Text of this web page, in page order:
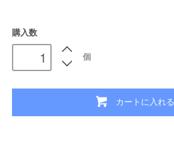
購入数
個
カートに入れる